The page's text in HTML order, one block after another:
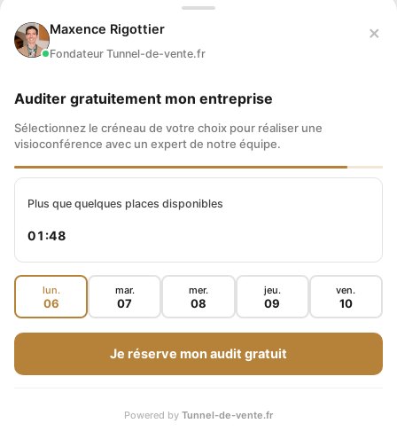
Maxence Rigottier
Fondateur Tunnel-de-vente.fr
×
Auditer gratuitement mon entreprise
Sélectionnez le créneau de votre choix pour réaliser une
visioconférence avec un expert de notre équipe.
Plus que quelques places disponibles
01:47
lun.
06
mar.
07
mer.
08
jeu.
09
ven.
10
Je réserve mon audit gratuit
Powered by Tunnel-de-vente.fr